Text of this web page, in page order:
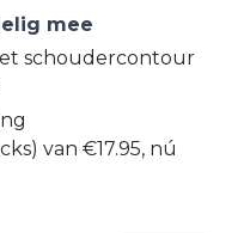
mee
schoudercontour
van €17.95, nú